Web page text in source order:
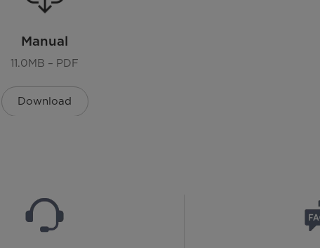
Manual
11.0MB – PDF
Download